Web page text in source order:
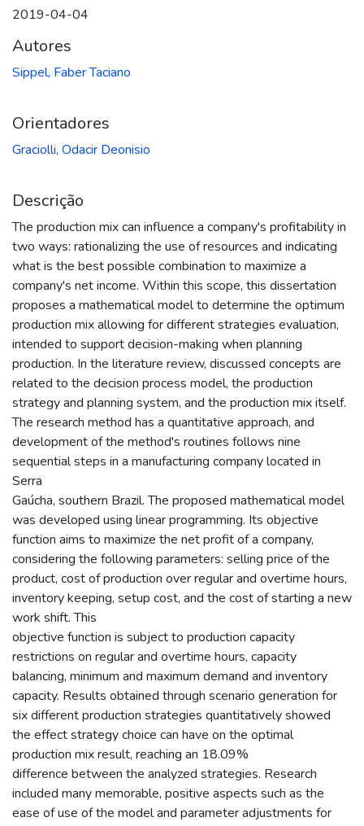
2019-04-04
Autores
Sippel, Faber Taciano
Orientadores
Graciolli, Odacir Deonisio
Descrição
The production mix can influence a company's profitability in
two ways: rationalizing the use of resources and indicating
what is the best possible combination to maximize a
company's net income. Within this scope, this dissertation
proposes a mathematical model to determine the optimum
production mix allowing for different strategies evaluation,
intended to support decision-making when planning
production. In the literature review, discussed concepts are
related to the decision process model, the production
strategy and planning system, and the production mix itself.
The research method has a quantitative approach, and
development of the method's routines follows nine
sequential steps in a manufacturing company located in
Serra
Gaúcha, southern Brazil. The proposed mathematical model
was developed using linear programming. Its objective
function aims to maximize the net profit of a company,
considering the following parameters: selling price of the
product, cost of production over regular and overtime hours,
inventory keeping, setup cost, and the cost of starting a new
work shift. This
objective function is subject to production capacity
restrictions on regular and overtime hours, capacity
balancing, minimum and maximum demand and inventory
capacity. Results obtained through scenario generation for
six different production strategies quantitatively showed
the effect strategy choice can have on the optimal
production mix result, reaching an 18.09%
difference between the analyzed strategies. Research
included many memorable, positive aspects such as the
ease of use of the model and parameter adjustments for